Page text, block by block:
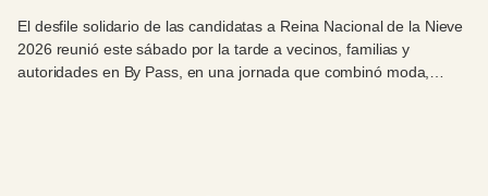
El tradicional desfile del Día del Montañés reunió este sábado
comunidad de montaña en el Cerro Catedral, con la presencia
intendente Walter Cortés y autoridades locales.